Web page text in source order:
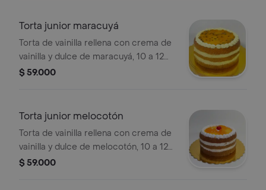
Torta junior maracuyá
Torta de vainilla rellena con crema de
vainilla y dulce de maracuyá, 10 a 12
porciones.
$ 59.000
Torta junior melocotón
Torta de vainilla rellena con crema de
vainilla y dulce de melocotón, 10 a 12
porciones.
$ 59.000